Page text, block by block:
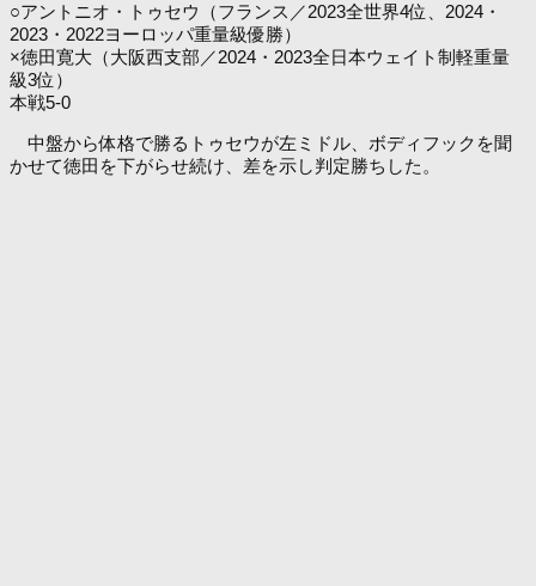
○アントニオ・トゥセウ（フランス／2023全世界4位、2024・
2023・2022ヨーロッパ重量級優勝）
×徳田寛大（大阪西支部／2024・2023全日本ウェイト制軽重量
級3位）
本戦5-0
中盤から体格で勝るトゥセウが左ミドル、ボディフックを聞
かせて徳田を下がらせ続け、差を示し判定勝ちした。